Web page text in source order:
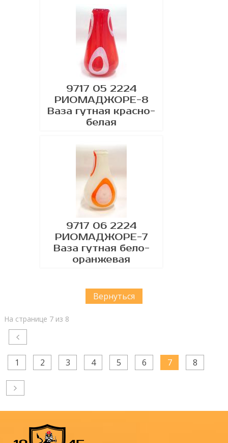
9717 05 2224
РИОМАДЖОРЕ-8
Ваза гутная красно-
белая
9717 06 2224
РИОМАДЖОРЕ-7
Ваза гутная бело-
оранжевая
Вернуться
На странице 7 из 8
1 2 3 4 5 6 7 8